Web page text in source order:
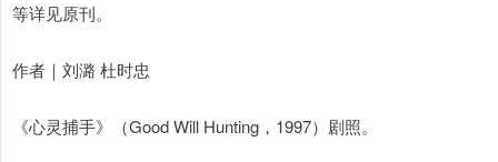
等详见原刊。
作者｜刘潞 杜时忠
《心灵捕手》（Good Will Hunting，1997）剧照。